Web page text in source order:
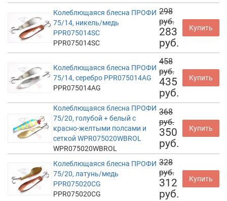
Колеблющаяся блесна ПРОФИ
75/14, никель/медь
PPR075014SC
PPR075014SC
298
руб.
283
руб.
Купить
Колеблющаяся блесна ПРОФИ
75/14, серебро PPR075014AG
PPR075014AG
458
руб.
435
руб.
Купить
Колеблющаяся блесна ПРОФИ
75/20, голубой + белый с
красно-желтыми полсами и
сеткой WPR075020WBROL
WPR075020WBROL
368
руб.
350
руб.
Купить
Колеблющаяся блесна ПРОФИ
75/20, латунь/медь
PPR075020CG
PPR075020CG
328
руб.
312
руб.
Купить